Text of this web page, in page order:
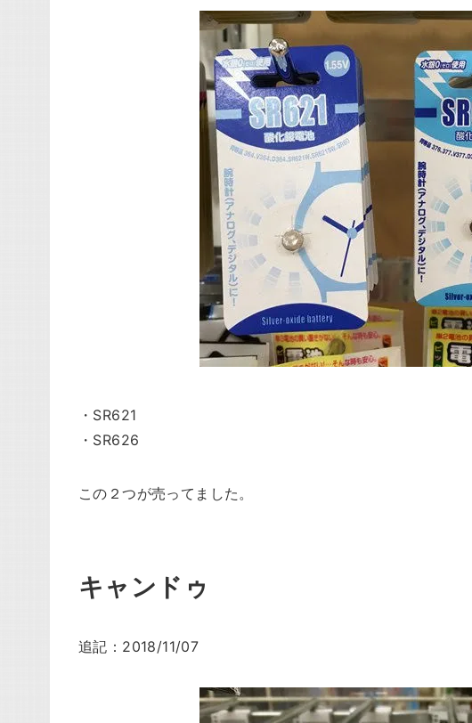
・SR621
・SR626
この２つが売ってました。
キャンドゥ
追記：2018/11/07